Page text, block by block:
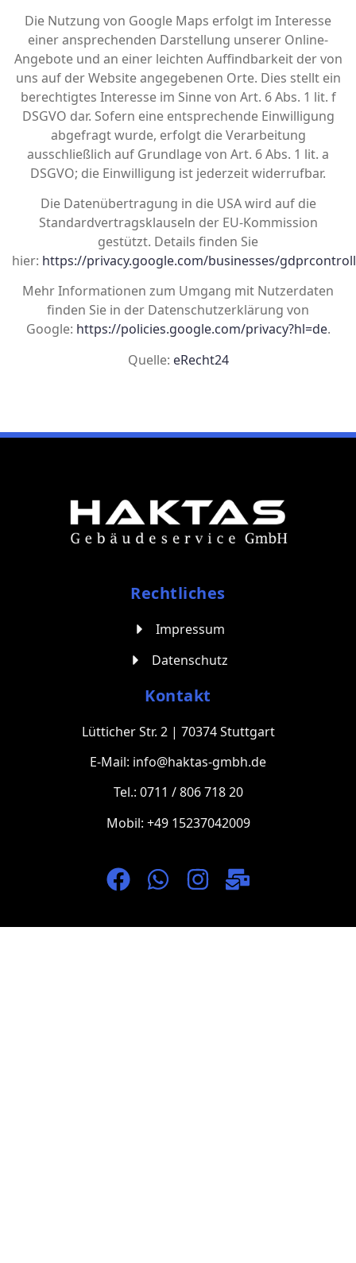
Die Nutzung von Google Maps erfolgt im Interesse
einer ansprechenden Darstellung unserer Online-
Angebote und an einer leichten Auffindbarkeit der von
uns auf der Website angegebenen Orte. Dies stellt ein
berechtigtes Interesse im Sinne von Art. 6 Abs. 1 lit. f
DSGVO dar. Sofern eine entsprechende Einwilligung
abgefragt wurde, erfolgt die Verarbeitung
ausschließlich auf Grundlage von Art. 6 Abs. 1 lit. a
DSGVO; die Einwilligung ist jederzeit widerrufbar.
Die Datenübertragung in die USA wird auf die
Standardvertragsklauseln der EU-Kommission
gestützt. Details finden Sie
hier: https://privacy.google.com/businesses/
Mehr Informationen zum Umgang mit Nutzerdaten
finden Sie in der Datenschutzerklärung von
Google: https://policies.google.com/privacy?hl=de.
Quelle: eRecht24
Rechtliches
Impressum
Datenschutz
Kontakt
Lütticher Str. 2 | 70374 Stuttgart
E-Mail: info@haktas-gmbh.de
Tel.: 0711 / 806 718 20
Mobil: +49 15237042009